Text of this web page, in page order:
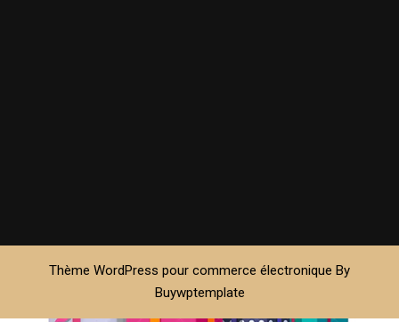
Thème WordPress pour commerce électronique By
Buywptemplate